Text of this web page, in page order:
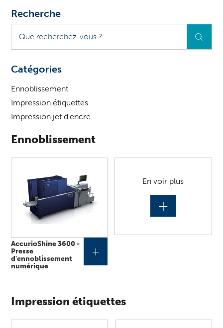
Recherche
recherchez-
vous
Catégories
Ennoblissement
Impression étiquettes
Impression jet d’encre
Ennoblissement
AccurioShine 3600 -
Presse
d'ennoblissement
numérique
+
En voir plus
+
Impression étiquettes